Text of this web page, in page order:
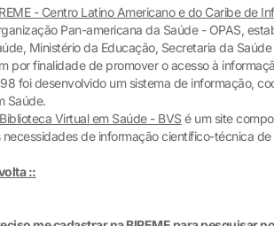
- Centro Latino Americano e do Caribe de
Pan-americana da Saúde - OPAS,
Ministério da Educação, Secretaria da
por finalidade de promover o acesso à
foi desenvolvido um sistema de informação,
Saúde.
Virtual em Saúde - BVS é um site
necessidades de informação científico-técnica
::